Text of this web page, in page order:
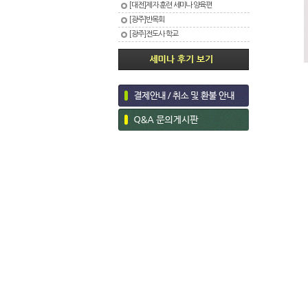
[대전]제자 훈련 세미나 양육편
[광주]반목회
[광주]전도사 학교